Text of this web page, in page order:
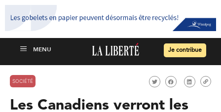
Je contribue
SOCIÉTÉ
Les Canadiens verront les